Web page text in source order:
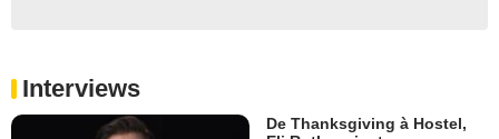
Interviews
De Thanksgiving à Hostel,